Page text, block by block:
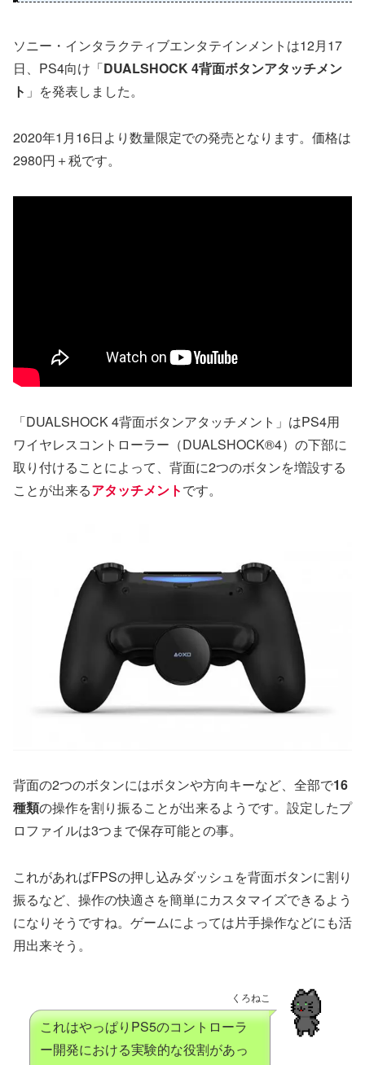
ソニー・インタラクティブエンタテインメントは12月17
日、PS4向け「DUALSHOCK 4背面ボタンアタッチメン
ト 」を発表しました。
2020年1月16日より数量限定での発売となります。価格は
2980円＋税です。
「DUALSHOCK 4背面ボタンアタッチメント」はPS4用
ワイヤレスコントローラー（DUALSHOCK®4）の下部に
取り付けることによって、背面に2つのボタンを増設する
ことが出来るアタッチメントです。
背面の2つのボタンにはボタンや方向キーなど、全部で16
種類の操作を割り振ることが出来るようです。設定したプ
ロファイルは3つまで保存可能との事。
これがあればFPSの押し込みダッシュを背面ボタンに割り
振るなど、操作の快適さを簡単にカスタマイズできるよう
になりそうですね。ゲームによっては片手操作などにも活
用出来そう。
くろねこ
これはやっぱりPS5のコントローラ
ー開発における実験的な役割があっ